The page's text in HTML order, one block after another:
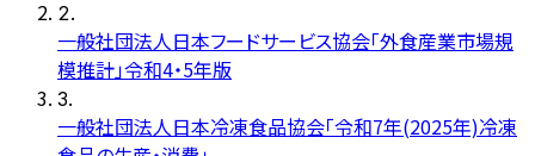
2.
一般社団法人日本フードサービス協会「外食産業市場規
模推計」令和4・5年版
3.
一般社団法人日本冷凍食品協会「令和7年(2025年)冷凍